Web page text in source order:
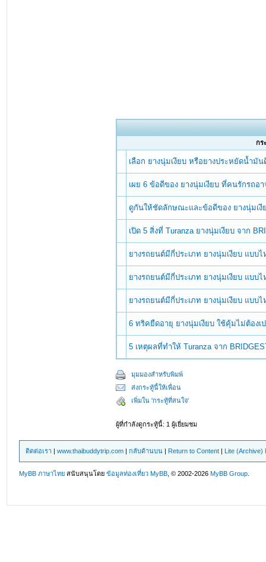
กร
เลือก ยางนุ่มเงียบ หรือยางประหยัดน้ำมัน
เผย 6 ข้อดีของ ยางนุ่มเงียบ ที่คนรักรถอา
ดูกันให้ชัดลักษณะและข้อดีของ ยางนุ่มเงี
เปิด 5 สิ่งที่ Turanza ยางนุ่มเงียบ จาก
ยางรถยนต์มีกี่ประเภท ยางนุ่มเงียบ แบ
ยางรถยนต์มีกี่ประเภท ยางนุ่มเงียบ แบ
ยางรถยนต์มีกี่ประเภท ยางนุ่มเงียบ แบ
6 ทริคยืดอายุ ยางนุ่มเงียบ ใช้คุ้มไม่ต้อง
5 เหตุผลที่ทำให้ Turanza จาก
มุมมองสำหรับพิมพ์
ส่งกระทู้นี้ให้เพื่อน
เพิ่มใน 'กระทู้ที่สนใจ'
ผู้ที่กำลังดูกระทู้นี้: 1 ผู้เยี่ยมชม
ติดต่อเรา |www.thaibuddytrip.com |กลับด้านบน | Return to Content | Lite (Archive)
MyBB ภาษาไทย สนับสนุนโดยข้อมูลท่องเที่ยว MyBB , © 2002-2026MyBB Group